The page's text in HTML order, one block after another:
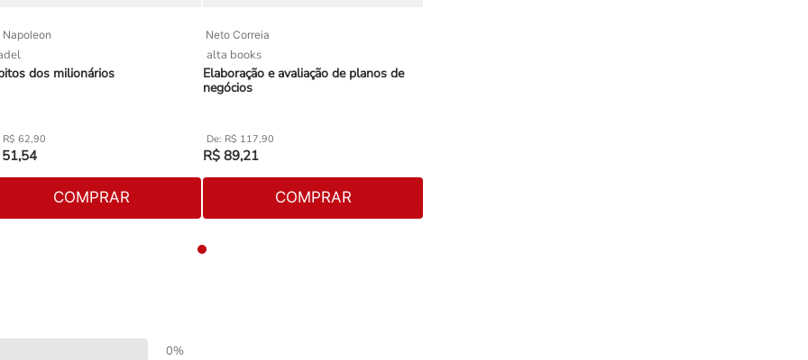
Napoleon
dos milionários
R$ 62,90
51,54
COMPRAR
Neto Correia
alta books
Elaboração e avaliação de planos de
negócios
R$ 117,90
R$ 89,21
COMPRAR
0%